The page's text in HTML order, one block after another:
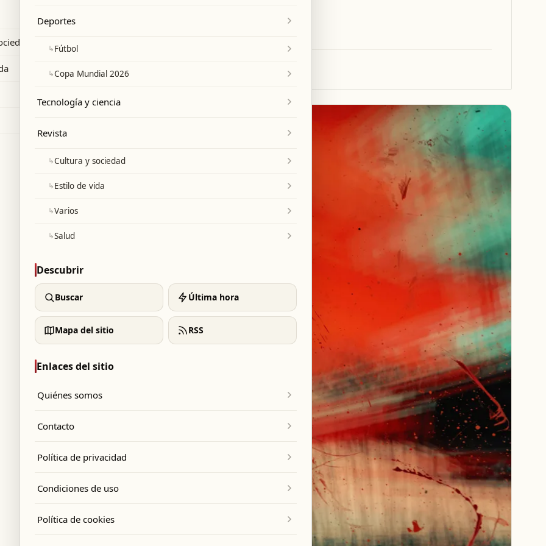
el procesamiento predictivo del
Deportes
↳Fútbol
↳Copa Mundial 2026
Tecnología y ciencia
Revista
↳Cultura y sociedad
↳Estilo de vida
↳Varios
↳Salud
Descubrir
Buscar Última hora
Mapa del sitio RSS
Enlaces del sitio
Quiénes somos
Contacto
Política de privacidad
Condiciones de uso
Política de cookies